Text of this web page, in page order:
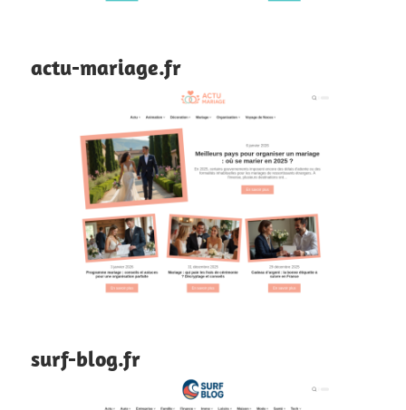
actu-mariage.fr
surf-blog.fr